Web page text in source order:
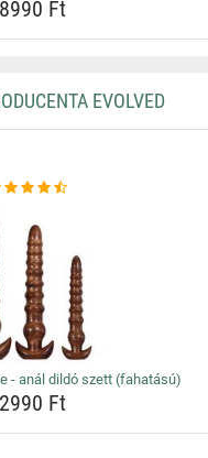
Ft
EVOLVED
- anál dildó szett (fahatású)
Ft